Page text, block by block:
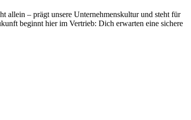
allein – prägt unsere Unternehmenskultur und steht für
beginnt hier im Vertrieb: Dich erwarten eine sichere